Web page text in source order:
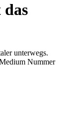
unterwegs.
Nummer